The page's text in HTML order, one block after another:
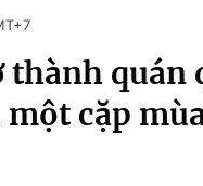
thành quán
cặp